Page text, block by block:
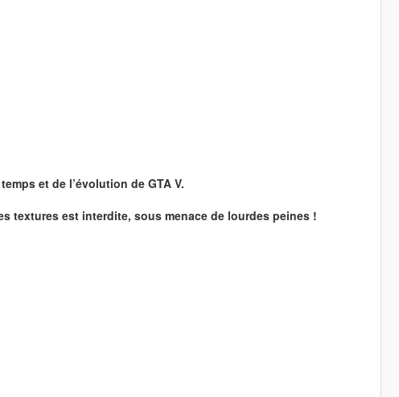
et de l’évolution de GTA V.
textures est interdite, sous menace de lourdes peines !